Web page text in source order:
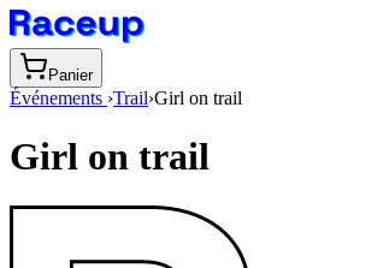
Panier
Événements ›Trail›Girl on trail
Girl on trail